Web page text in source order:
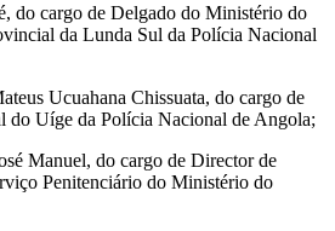
do cargo de Delgado do Ministério do
da Lunda Sul da Polícia Nacional
Ucuahana Chissuata, do cargo de
do Uíge da Polícia Nacional de Angola;
Manuel, do cargo de Director de
Penitenciário do Ministério do